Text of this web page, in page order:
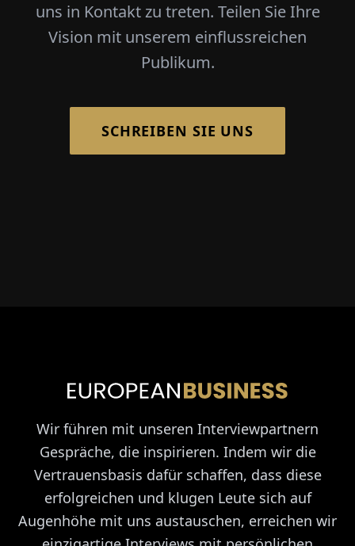
uns in Kontakt zu treten. Teilen Sie Ihre
Vision mit unserem einflussreichen
Publikum.
SCHREIBEN SIE UNS
Wir führen mit unseren Interviewpartnern
Gespräche, die inspirieren. Indem wir die
Vertrauensbasis dafür schaffen, dass diese
erfolgreichen und klugen Leute sich auf
Augenhöhe mit uns austauschen, erreichen wir